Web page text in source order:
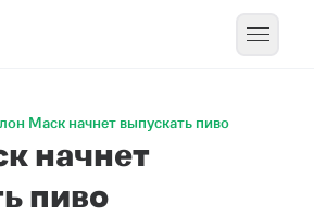
Маск начнет выпускать пиво
начнет
пиво